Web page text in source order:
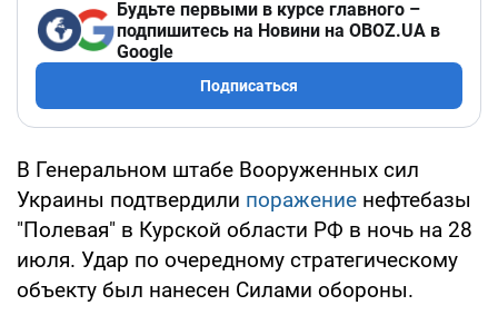
Будьте первыми в курсе главного –
подпишитесь на Новини на OBOZ.UA в
Google
Подписаться
В Генеральном штабе Вооруженных сил
Украины подтвердили поражение нефтебазы
"Полевая" в Курской области РФ в ночь на 28
июля. Удар по очередному стратегическому
объекту был нанесен Силами обороны.